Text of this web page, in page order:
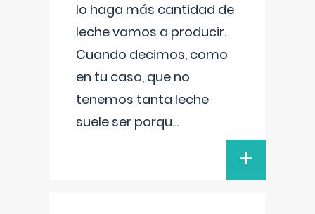
lo haga más cantidad de
leche vamos a producir.
Cuando decimos, como
en tu caso, que no
tenemos tanta leche
suele ser porqu...
+